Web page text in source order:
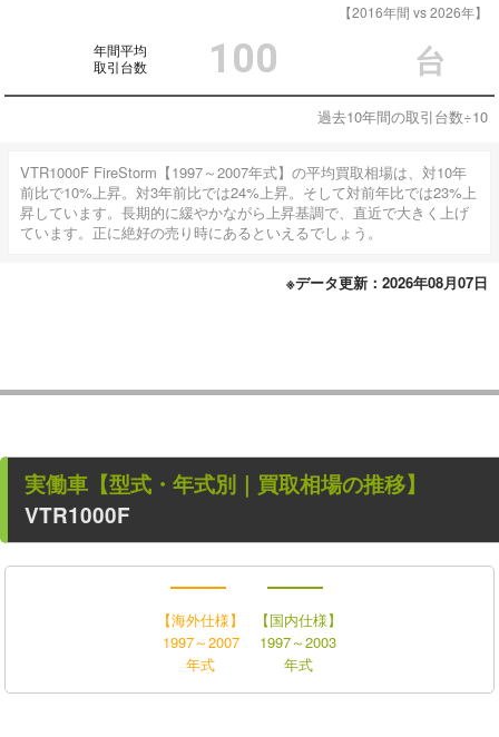
【2016年間 vs 2026年】
年間平均
取引台数
100 台
過去10年間の取引台数÷10
VTR1000F FireStorm【1997～2007年式】の平均買取相場は、対10年
前比で10%上昇。対3年前比では24%上昇。そして対前年比では23%上
昇しています。長期的に緩やかながら上昇基調で、直近で大きく上げ
ています。正に絶好の売り時にあるといえるでしょう。
※データ更新：2026年08月07日
実働車 【型式・年式別｜買取相場の推移】
VTR1000F
【海外仕様】
1997～2007
年式
【国内仕様】
1997～2003
年式